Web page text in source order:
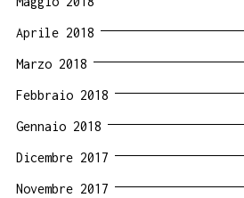
Aprile 2018
Marzo 2018
Febbraio 2018
Gennaio 2018
Dicembre 2017
Novembre 2017